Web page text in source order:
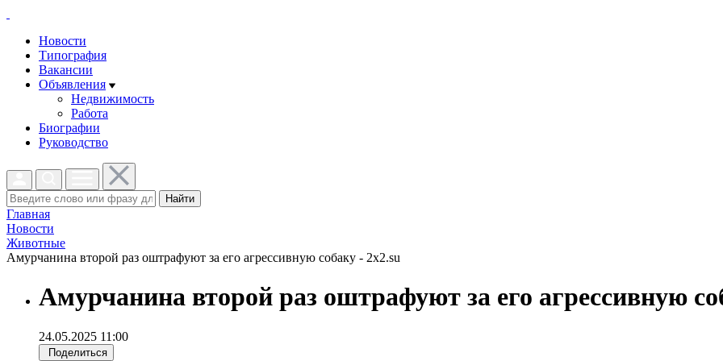
Новости
Типография
Вакансии
Объявления
Недвижимость
Работа
Биографии
Руководство
Найти
Главная
Новости
Животные
Амурчанина второй раз оштрафуют за его агрессивную собаку - 2x2.su
Амурчанина второй раз оштрафуют за его агрессивную
24.05.2025 11:00
Поделиться